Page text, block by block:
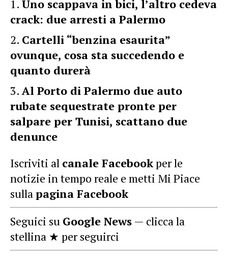
Uno scappava in bici, l’altro cedeva
crack: due arresti a Palermo
Cartelli “benzina esaurita”
ovunque, cosa sta succedendo e
quanto durerà
Al Porto di Palermo due auto
rubate sequestrate pronte per
salpare per Tunisi, scattano due
denunce
Iscriviti al canale Facebookper le
notizie in tempo reale e metti Mi Piace
sullapagina Facebook
Seguici su Google News — clicca la
stellina ★ per seguirci